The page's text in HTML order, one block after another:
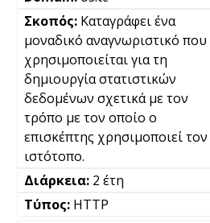
Καταγράφει ένα
μοναδικό αναγνωριστικό που
χρησιμοποιείται για τη
δημιουργία στατιστικών
δεδομένων σχετικά με τον
τρόπο με τον οποίο ο
επισκέπτης χρησιμοποιεί τον
ιστότοπο.
2 έτη
HTTP